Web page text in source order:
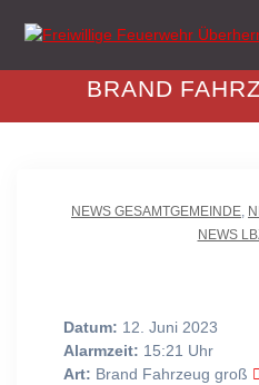
BRAND
NEWS GESAMTGEMEINDE,
NEWS
Datum: 12. Juni 2023
Alarmzeit: 15:21 Uhr
Art: Brand Fahrzeug groß